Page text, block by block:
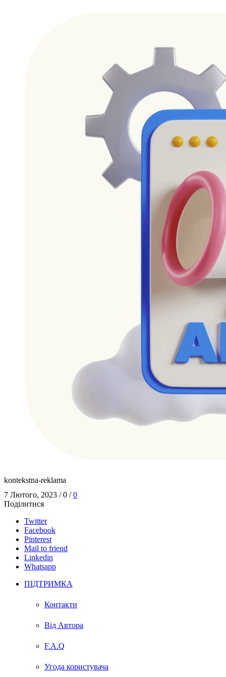
kontekstna-reklama
7 Лютого, 2023 / 0 / 0
Поділитися
Twitter
Facebook
Pinterest
Mail to friend
Linkedin
Whatsapp
ПІДТРИМКА
Контакти
Від Автора
F.A.Q
Угода користувача